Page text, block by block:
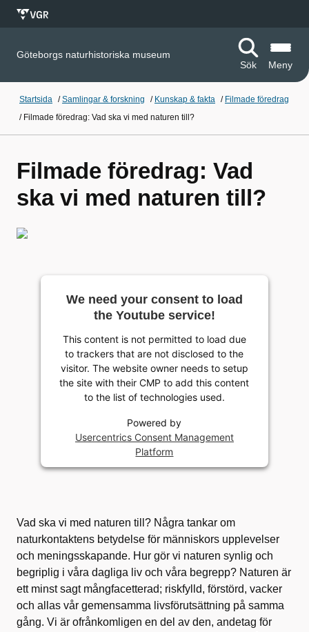
Göteborgs naturhistoriska museum
Sök
Meny
Startsida /Samlingar & forskning / Kunskap & fakta / Filmade föredrag
/ Filmade föredrag: Vad ska vi med naturen till?
Filmade föredrag: Vad
ska vi med naturen till?
We need your consent to load
the Youtube service!
This content is not permitted to load due
to trackers that are not disclosed to the
visitor. The website owner needs to setup
the site with their CMP to add this content
to the list of technologies used.
Powered by
Usercentrics Consent Management
Platform
Vad ska vi med naturen till? Några tankar om
naturkontaktens betydelse för människors upplevelser
och meningsskapande. Hur gör vi naturen synlig och
begriplig i våra dagliga liv och våra begrepp? Naturen är
ett minst sagt mångfacetterad; riskfylld, förstörd, vacker
och allas vår gemensamma livsförutsättning på samma
gång. Vi är ofrånkomligen en del av den, andetag för